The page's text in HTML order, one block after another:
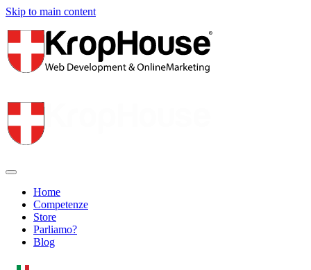
Skip to main content
Home
Competenze
Store
Parliamo?
Blog